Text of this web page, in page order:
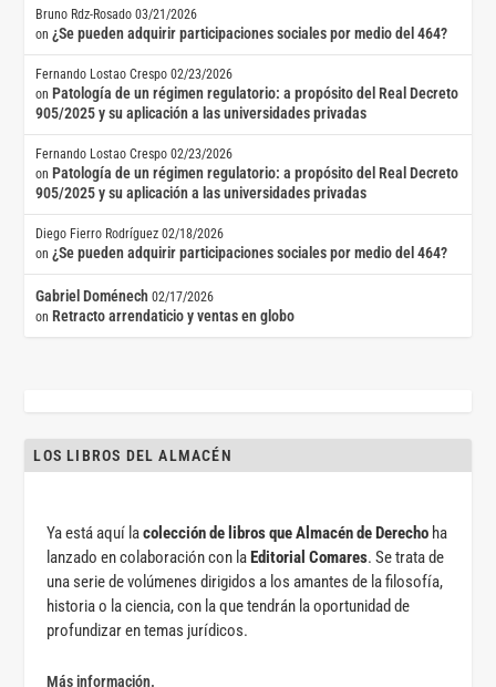
Bruno Rdz-Rosado 03/21/2026
on¿Se pueden adquirir participaciones sociales por medio del 464?
Fernando Lostao Crespo 02/23/2026
on Patología de un régimen regulatorio: a propósito del Real Decreto
905/2025 y su aplicación a las universidades privadas
Fernando Lostao Crespo 02/23/2026
on Patología de un régimen regulatorio: a propósito del Real Decreto
905/2025 y su aplicación a las universidades privadas
Diego Fierro Rodríguez 02/18/2026
on¿Se pueden adquirir participaciones sociales por medio del 464?
Gabriel Doménech 02/17/2026
on Retracto arrendaticio y ventas en globo
LOS LIBROS DEL ALMACÉN
Ya está aquí lacolección de libros que Almacén de Derecho ha
lanzado en colaboración con laEditorial Comares. Se trata de
una serie de volúmenes dirigidos a los amantes de la filosofía,
historia o la ciencia, con la que tendrán la oportunidad de
profundizar en temas jurídicos.
Más información.